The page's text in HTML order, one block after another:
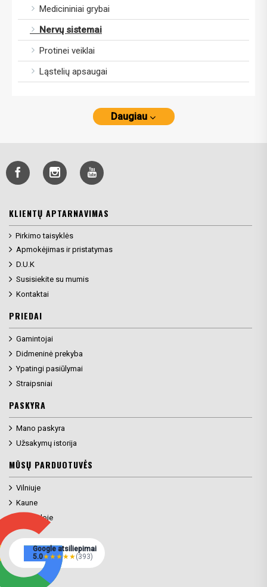
Medicininiai grybai
Nervų sistemai
Protinei veiklai
Ląstelių apsaugai
Daugiau
KLIENTŲ APTARNAVIMAS
Pirkimo taisyklės
Apmokėjimas ir pristatymas
D.U.K
Susisiekite su mumis
Kontaktai
PRIEDAI
Gamintojai
Didmeninė prekyba
Ypatingi pasiūlymai
Straipsniai
PASKYRA
Mano paskyra
Užsakymų istorija
MŪSŲ PARDUOTUVĖS
Vilniuje
Kaune
Klaipėdoje
Google atsiliepimai
5.0★★★★★(393)